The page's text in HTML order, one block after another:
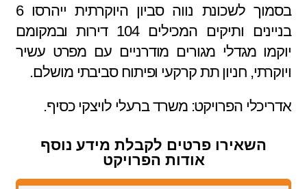
בסמוך לשכונת נווה סביון היוקרתית ייהרסו 6
בניינים ותיקים המכילים 104 דירות ובמקומם
יוקמו מגדלי מגורים מודרניים עם מפרט עשיר
ויוקרתי, חניון תת קרקעי ופיתוח סביבתי מושלם.
אדריכלי הפרויקט: משרד ברעלי לויצקי כסיף.
השאירו פרטים לקבלת מידע נוסף
אודות הפרויקט